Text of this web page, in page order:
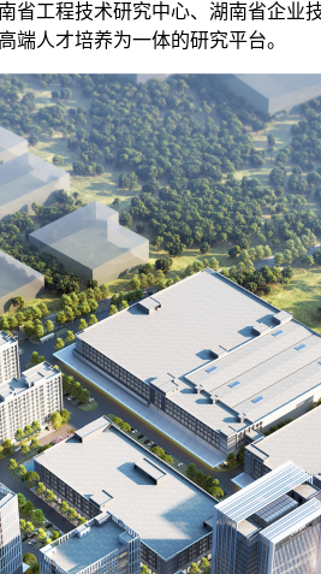
工程技术研究中心、湖南省企业
高端人才培养为一体的研究平台。